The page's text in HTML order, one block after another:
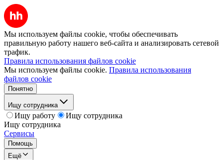
Мы используем файлы cookie, чтобы обеспечивать
правильную работу нашего веб-сайта и анализировать сетевой
трафик.
Правила использования файлов cookie
Мы используем файлы cookie. Правила использования
файлов cookie
Понятно
Ищу сотрудника
Ищу работу
Ищу сотрудника
Ищу сотрудника
Сервисы
Помощь
Ещё